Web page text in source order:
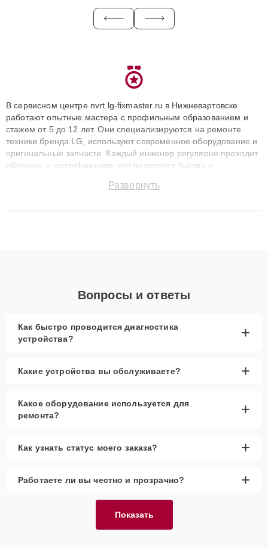
В сервисном центре nvrt.lg-fixmaster.ru в Нижневартовске
работают опытные мастера с профильным образованием и
стажем от 5 до 12 лет. Они специализируются на ремонте
техники бренда LG, используют современное оборудование и
оригинальные запчасти. Каждый инженер регулярно проходит
обучение и сертификацию, что позволяет быстро и
сохранением гарантии до 3 лет. Наши мастера решают
Развернуть
Вопросы и ответы
Как быстро проводится диагностика
устройства?
+
Какие устройства вы обслуживаете? +
Какое оборудование используется для
ремонта?
+
Как узнать статус моего заказа? +
Работаете ли вы честно и прозрачно? +
Показать